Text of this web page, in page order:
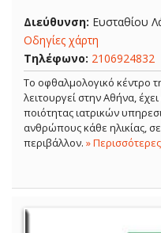
Διεύθυνση: Ευσταθίου
Οδηγίες χάρτη
Τηλέφωνο: 2106924832
Το οφθαλμολογικό κέντρο
λειτουργεί στην Αθήνα,
ποιότητας ιατρικών
ανθρώπους κάθε ηλικίας,
περιβάλλον. »